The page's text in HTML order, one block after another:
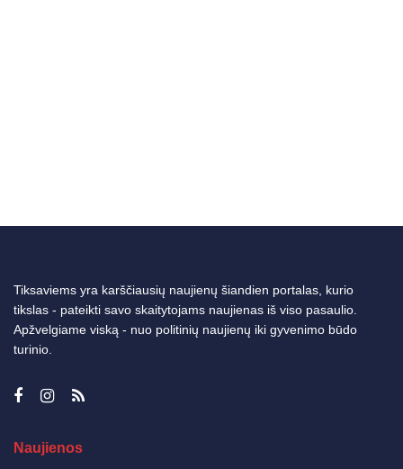
Tiksaviems yra karščiausių naujienų šiandien portalas, kurio
tikslas - pateikti savo skaitytojams naujienas iš viso pasaulio.
Apžvelgiame viską - nuo politinių naujienų iki gyvenimo būdo
turinio.
Naujienos